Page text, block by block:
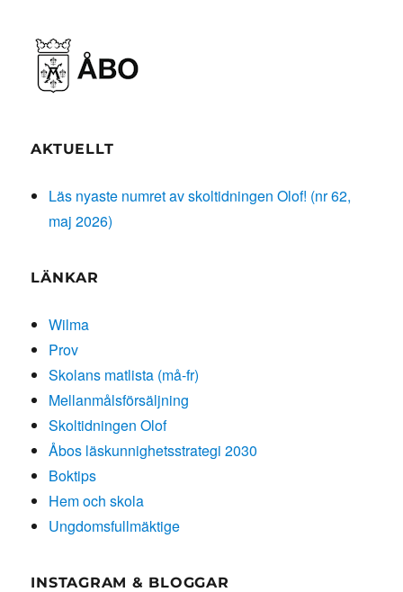
AKTUELLT
Läs nyaste numret av skoltidningen Olof! (nr 62,
maj 2026)
LÄNKAR
Wilma
Prov
Skolans matlista (må-fr)
Mellanmålsförsäljning
Skoltidningen Olof
Åbos läskunnighetsstrategi 2030
Boktips
Hem och skola
Ungdomsfullmäktige
INSTAGRAM & BLOGGAR